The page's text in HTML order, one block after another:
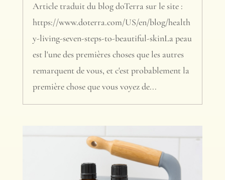
Article traduit du blog doTerra sur le site :
https://www.doterra.com/US/en/blog/health
y-living-seven-steps-to-beautiful-skinLa peau
est l'une des premières choses que les autres
remarquent de vous, et c'est probablement la
première chose que vous voyez de...